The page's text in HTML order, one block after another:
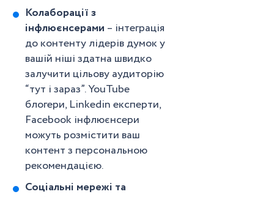
Колаборації з
інфлюєнсерами – інтеграція
до контенту лідерів думок у
вашій ніші здатна швидко
залучити цільову аудиторію
“тут і зараз”. YouTube
блогери, Linkedin експерти,
Facebook інфлюєнсери
можуть розмістити ваш
контент з персональною
рекомендацією.
Соціальні мережі та